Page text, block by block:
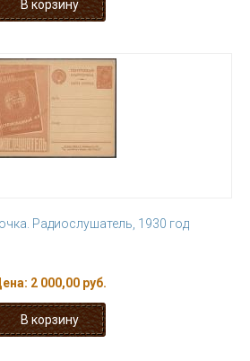
Радиослушатель, 1930 год
2 000,00 руб.